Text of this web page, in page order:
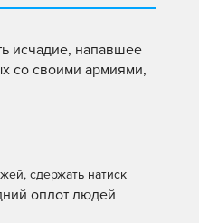
исчадие, напавшее
со своими армиями,
сдержать натиск
оплот людей